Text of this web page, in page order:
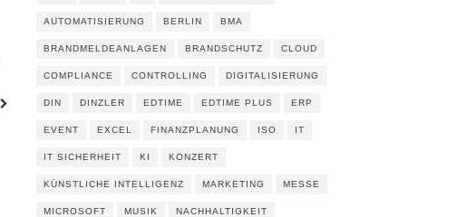
AUTOMATISIERUNG BERLIN BMA
BRANDMELDEANLAGEN BRANDSCHUTZ CLOUD
COMPLIANCE CONTROLLING DIGITALISIERUNG
DIN DINZLER EDTIME EDTIME PLUS ERP
EVENT EXCEL FINANZPLANUNG ISO IT
IT SICHERHEIT KI KONZERT
KÜNSTLICHE INTELLIGENZ MARKETING MESSE
MICROSOFT MUSIK NACHHALTIGKEIT